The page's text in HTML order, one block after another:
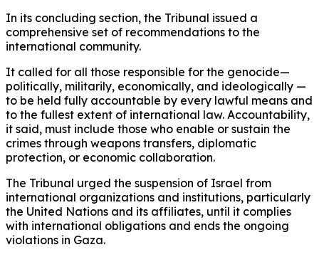
In its concluding section, the Tribunal issued a
comprehensive set of recommendations to the
international community.
It called for all those responsible for the genocide—
politically, militarily, economically, and ideologically —
to be held fully accountable by every lawful means and
to the fullest extent of international law. Accountability,
it said, must include those who enable or sustain the
crimes through weapons transfers, diplomatic
protection, or economic collaboration.
The Tribunal urged the suspension of Israel from
international organizations and institutions, particularly
the United Nations and its affiliates, until it complies
with international obligations and ends the ongoing
violations in Gaza.